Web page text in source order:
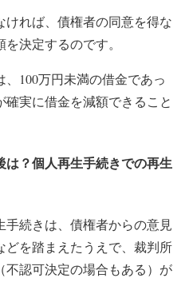
れば、債権者の同意を得な
決定するのです。
100万円未満の借金であっ
実に借金を減額できること
？個人再生手続きでの再生
続きは、債権者からの意見
を踏まえたうえで、裁判所
認可決定の場合もある）が